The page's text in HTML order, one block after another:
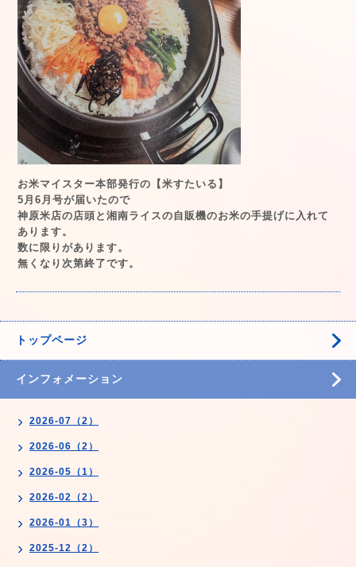
お米マイスター本部発行の【米すたいる】
5月6月号が届いたので
神原米店の店頭と湘南ライスの自販機のお米の手提げに入れて
あります。
数に限りがあります。
無くなり次第終了です。
トップページ
インフォメーション
2026-07（2）
2026-06（2）
2026-05（1）
2026-02（2）
2026-01（3）
2025-12（2）